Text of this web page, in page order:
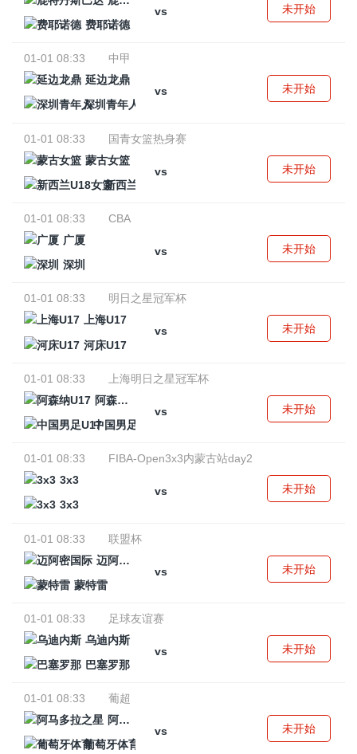
vs
费耶诺德
未开始
01-01 08:33
中甲
延边龙鼎
vs
深圳青年人
未开始
01-01 08:33
国青女篮热身赛
蒙古女篮
vs
新西兰U18女篮
未开始
01-01 08:33
CBA
广厦
vs
深圳
未开始
01-01 08:33
明日之星冠军杯
上海U17
vs
河床U17
未开始
01-01 08:33
上海明日之星冠军杯
阿森纳U17
vs
中国男足U17
未开始
01-01 08:33
FIBA-Open3x3内蒙古站day2
3x3
vs
3x3
未开始
01-01 08:33
联盟杯
迈阿密国际
vs
蒙特雷
未开始
01-01 08:33
足球友谊赛
乌迪内斯
vs
巴塞罗那
未开始
01-01 08:33
葡超
阿马多拉之星
vs
葡萄牙体育
未开始